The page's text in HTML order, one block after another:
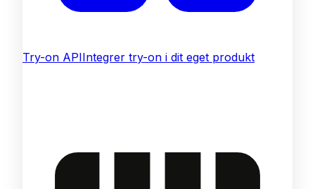
Try-on APIIntegrer try-on i dit eget produkt